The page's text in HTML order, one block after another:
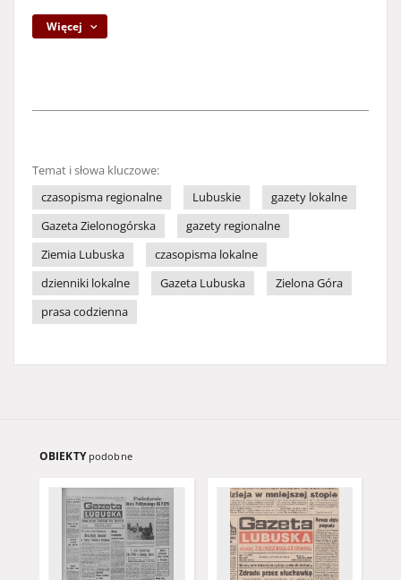
Więcej
Temat i słowa kluczowe:
czasopisma regionalne
Lubuskie
gazety lokalne
Gazeta Zielonogórska
gazety regionalne
Ziemia Lubuska
czasopisma lokalne
dzienniki lokalne
Gazeta Lubuska
Zielona Góra
prasa codzienna
OBIEKTY podobne